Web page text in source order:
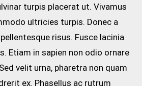
turpis placerat ut. Vivamus
ultricies turpis. Donec a
risus. Fusce lacinia
Etiam in sapien non odio ornare
velit urna, pharetra non quam
ex. Phasellus ac rutrum